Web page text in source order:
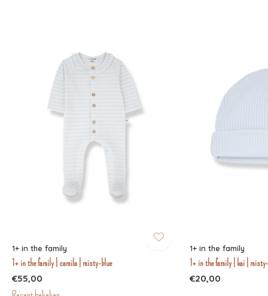
1+ in the family
1+ in the family | camila | misty-blue
€55,00
1+ in the family
1+ in the family | kai |
€20,00